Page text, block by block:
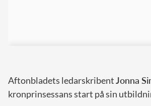
Aftonbladets ledarskribentJonna
kronprinsessans start på sin